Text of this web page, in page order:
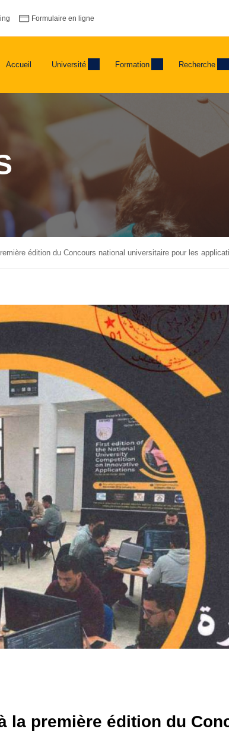
Formulaire en ligne
Accueil Université Formation Recherche
édition du Concours national universitaire pour les
la première édition du